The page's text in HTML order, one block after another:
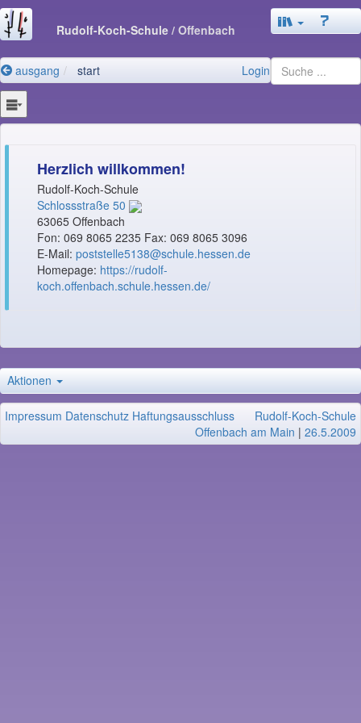
Rudolf-Koch-Schule / Offenbach
ausgang start Login
Herzlich willkommen!
Rudolf-Koch-Schule
Schlossstraße 50
63065 Offenbach
Fon: 069 8065 2235 Fax: 069 8065 3096
E-Mail: poststelle5138@schule.hessen.de
Homepage: https://rudolf-
koch.offenbach.schule.hessen.de/
Aktionen
Impressum Datenschutz Haftungsausschluss
Rudolf-Koch-Schule
Offenbach am Main | 26.5.2009